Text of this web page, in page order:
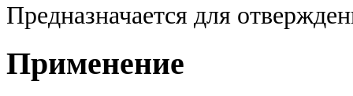
Предназначается для
Применение